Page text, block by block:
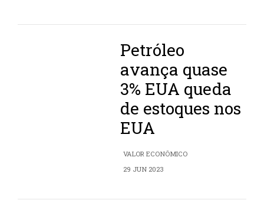
Petróleo
avança quase
3% EUA queda
de estoques nos
EUA
VALOR ECONÔMICO
29 JUN 2023